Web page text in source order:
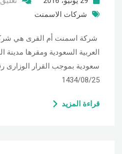
شركات الاسمنت
شركة اسمنت أم القرى هي
العربية السعودية ومقرها
1434/08/25
قراءة المزيد